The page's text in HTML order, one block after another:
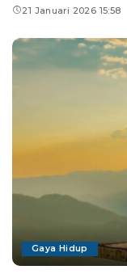
21 Januari 2026 15:58
Gaya Hidup